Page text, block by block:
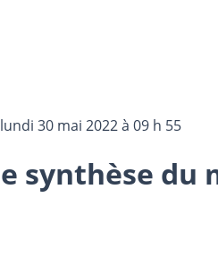
lundi 30 mai 2022 à 09 h 55
synthèse du